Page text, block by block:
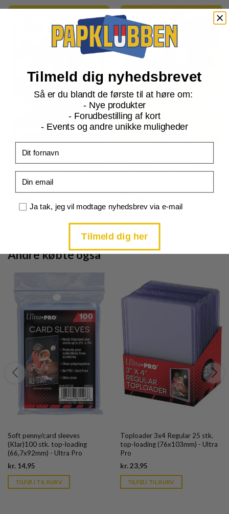
S&M Unified Minds
price
is:
price
is:
Andre købte også
Soft penny/card sleeves
(Klar)100 stk. top-loading
(66,7x92mm) - Ultra Pro
kr. 14,95
is:
kr. 39,95.
TILFØJ TIL KURV
Toploader 3x4 Regular 25 stk.
top-loading (76x103mm) - Ultra
Pro
kr.23,95Current
is:
kr. 39,95.
TILFØJ TIL KURV
Tilmeld dig nyhedsbrevet
Så er du blandt de første til at høre om:
- Nye produkter
- Forudbestilling af kort
- Events og andre unikke muligheder
Samtykke
Ja tak, jeg vil modtage nyhedsbrev via e-mail
Tilmeld dig her